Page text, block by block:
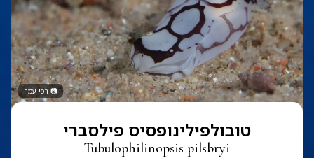
📷 רפי עמר
טובולפילינופסיס פילסברי
Tubulophilinopsis pilsbryi